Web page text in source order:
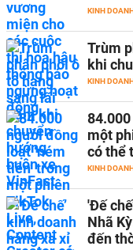
KINH
Trùm
khi
KINH
một
có thể
KINH
'Đế
Nhã
đến